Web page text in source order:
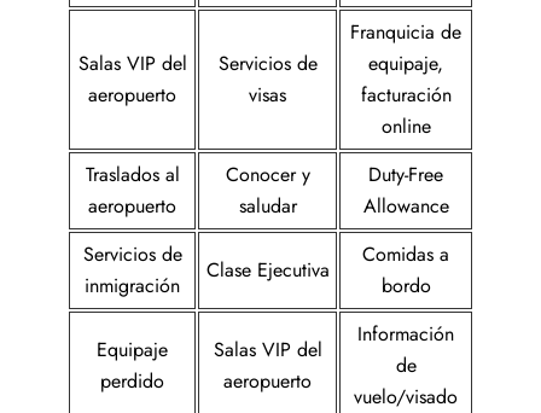
Salas VIP del
aeropuerto
Servicios de
visas
Franquicia de
equipaje,
facturación
online
Traslados al
aeropuerto
Conocer y
saludar
Duty-Free
Allowance
Servicios de
inmigración
Clase Ejecutiva
Comidas a
bordo
Equipaje
perdido
Salas VIP del
aeropuerto
Información
de
vuelo/visado